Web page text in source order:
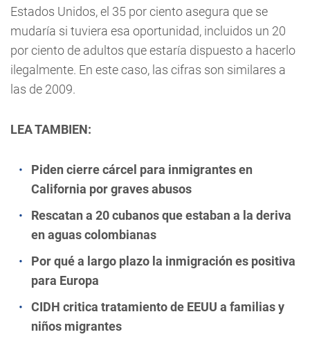
Estados Unidos, el 35 por ciento asegura que se
mudaría si tuviera esa oportunidad, incluidos un 20
por ciento de adultos que estaría dispuesto a hacerlo
ilegalmente. En este caso, las cifras son similares a
las de 2009.
LEA TAMBIEN:
Piden cierre cárcel para inmigrantes en
California por graves abusos
Rescatan a 20 cubanos que estaban a la deriva
en aguas colombianas
Por qué a largo plazo la inmigración es positiva
para Europa
CIDH critica tratamiento de EEUU a familias y
niños migrantes